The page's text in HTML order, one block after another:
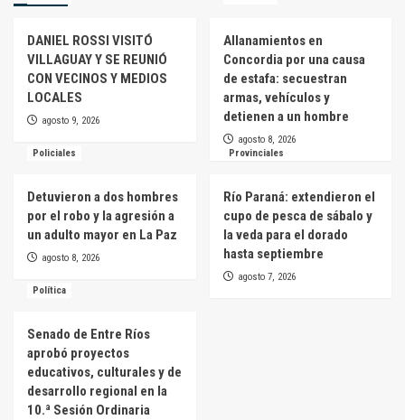
DANIEL ROSSI VISITÓ
VILLAGUAY Y SE REUNIÓ
CON VECINOS Y MEDIOS
LOCALES
agosto 9, 2026
Allanamientos en
Concordia por una causa
de estafa: secuestran
armas, vehículos y
detienen a un hombre
agosto 8, 2026
Policiales
Detuvieron a dos hombres
por el robo y la agresión a
un adulto mayor en La Paz
agosto 8, 2026
Provinciales
Río Paraná: extendieron el
cupo de pesca de sábalo y
la veda para el dorado
hasta septiembre
agosto 7, 2026
Política
Senado de Entre Ríos
aprobó proyectos
educativos, culturales y de
desarrollo regional en la
10.ª Sesión Ordinaria